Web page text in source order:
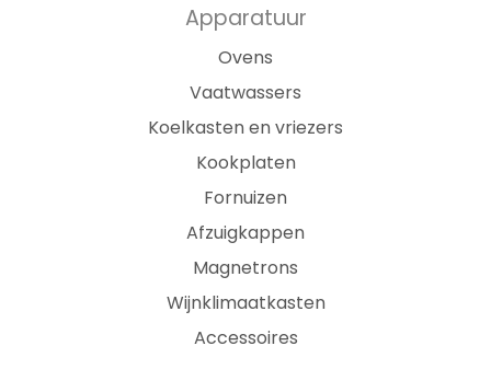
Apparatuur
Ovens
Vaatwassers
Koelkasten en vriezers
Kookplaten
Fornuizen
Afzuigkappen
Magnetrons
Wijnklimaatkasten
Accessoires